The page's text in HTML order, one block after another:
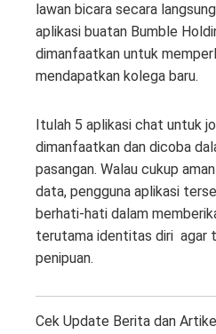
lawan bicara secara
aplikasi buatan Bumble
dimanfaatkan untuk
mendapatkan kolega baru.
Itulah 5 aplikasi chat untuk
dimanfaatkan dan dicoba
pasangan. Walau cukup
data, pengguna aplikasi
berhati-hati dalam
terutama identitas diri agar
penipuan.
Cek Update Berita dan